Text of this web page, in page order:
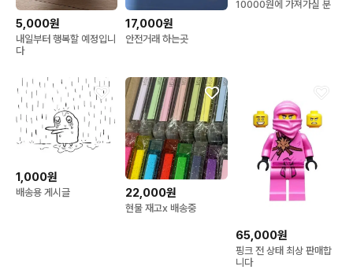
5,000원
내일부터 행복할 예정입니
다
17,000원
안전거래 하는곳
10000원에 가져가실 분
1,000원
배송용 게시글 22,000원
현물 재고x 배송중
65,000원
핑크 전 상태 최상 판매합
니다